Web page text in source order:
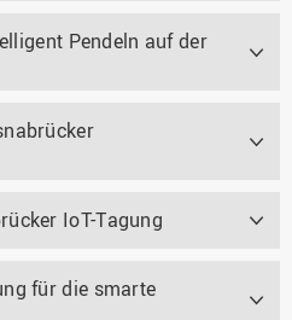
Pendeln auf der
IoT-Tagung
für die smarte